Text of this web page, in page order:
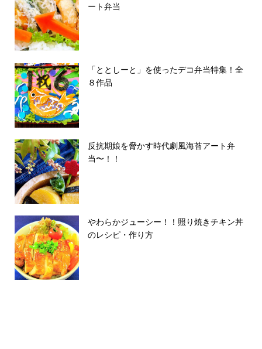
ート弁当
「ととしーと」を使ったデコ弁当特集！全
８作品
反抗期娘を脅かす時代劇風海苔アート弁
当〜！！
やわらかジューシー！！照り焼きチキン丼
のレシピ・作り方